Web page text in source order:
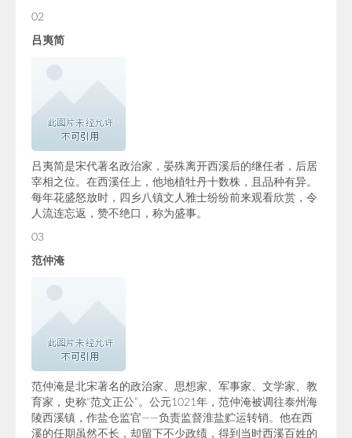
02
吕夷简
吕夷简是宋代著名政治家，晏殊离开西溪后的继任者，后居
宰相之位。在西溪任上，他地植牡丹十数株，且品种有异。
每年花盛怒放时，四乡八镇文人雅士纷纷前来观看欣赏，令
人流连忘返，赞不绝口，称为盛事。
03
范仲淹
范仲淹是北宋著名的政治家、思想家、军事家、文学家、教
育家，史称“范文正公”。公元1021年，范仲淹被调往泰州海
陵西溪镇，作盐仓监官——负责监督淮盐贮运转销。他在西
溪的任期虽然不长，却留下不少政绩，得到当时西溪百姓的